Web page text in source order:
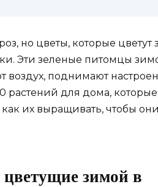
но цветы, которые цветут
Эти зеленые питомцы
поднимают
растений для дома, которые
их выращивать, чтобы
зимой в